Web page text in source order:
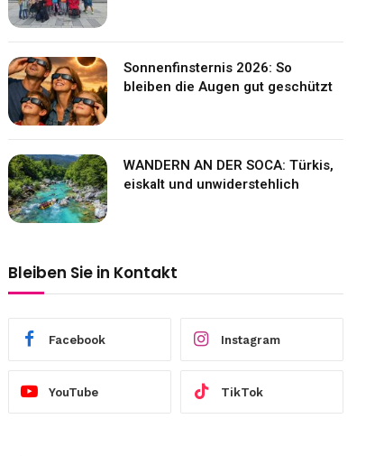
Sonnenfinsternis 2026: So
bleiben die Augen gut geschützt
WANDERN AN DER SOCA: Türkis,
eiskalt und unwiderstehlich
Bleiben Sie in Kontakt
Facebook Instagram
YouTube TikTok